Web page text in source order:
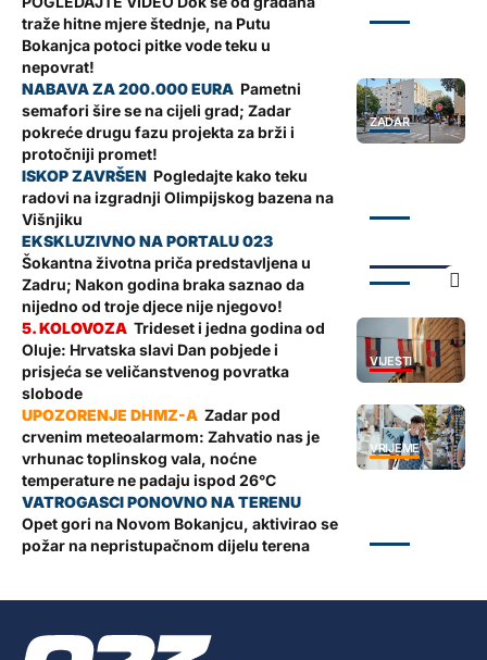
traže hitne mjere štednje, na Putu
Bokanjca potoci pitke vode teku u
nepovrat!
ZADAR
Pametni
semafori šire se na cijeli grad; Zadar
pokreće drugu fazu projekta za brži i
protočniji promet!
Pogledajte kako teku
radovi na izgradnji Olimpijskog bazena na
Višnjiku
Šokantna životna priča predstavljena u
Zadru; Nakon godina braka saznao da
nijedno od troje djece nije njegovo!
VIJESTI
Trideset i jedna godina od
Oluje: Hrvatska slavi Dan pobjede i
prisjeća se veličanstvenog povratka
slobode
VRIJEME
Zadar pod
crvenim meteoalarmom: Zahvatio nas je
vrhunac toplinskog vala, noćne
temperature ne padaju ispod 26°C
Opet gori na Novom Bokanjcu, aktivirao se
požar na nepristupačnom dijelu terena